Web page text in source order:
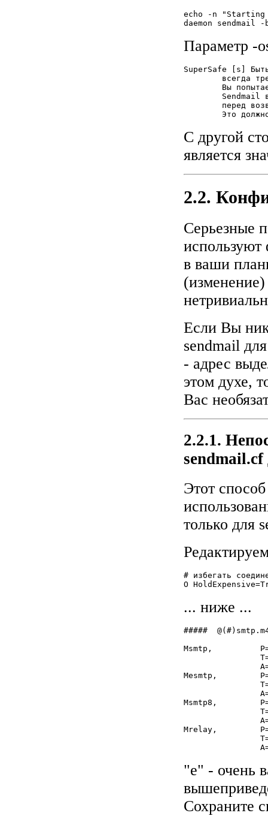
echo -n "Starting
Параметр -
SuperSafe [s]
Это
С другой
является
2.2.
Серьезные
в ваши
Если Вы
sendmail
- адрес
этом духе,
Вас
2.2.1.
Этот
только для
# избегать
O
... ниже ...
#####  @(#)smtp.m4	8.33 (Berkeley) 7/9/96
Msmtp,		P=[IPC], F=mDFMuXe, S=11/31, R=21, E=\r\n, L=990,
		T=DNS/RFC822/SMTP,
		A=IPC $h
Mesmtp,		P=[IPC], F=mDFMuXae, S=11/31, R=21, E=\r\n, L=990,
		T=DNS/RFC822/SMTP,
		A=IPC $h
Msmtp8,		P=[IPC], F=mDFMuX8e, S=11/31, R=21, E=\r\n, L=990,
		T=DNS/RFC822/SMTP,
		A=IPC $h
Mrelay,		P=[IPC], F=mDFMuXa8e, S=11/31, R=61, E=\r\n, L=2040,
		T=DNS/RFC822/SMTP,
"e" - очень
Сохраните